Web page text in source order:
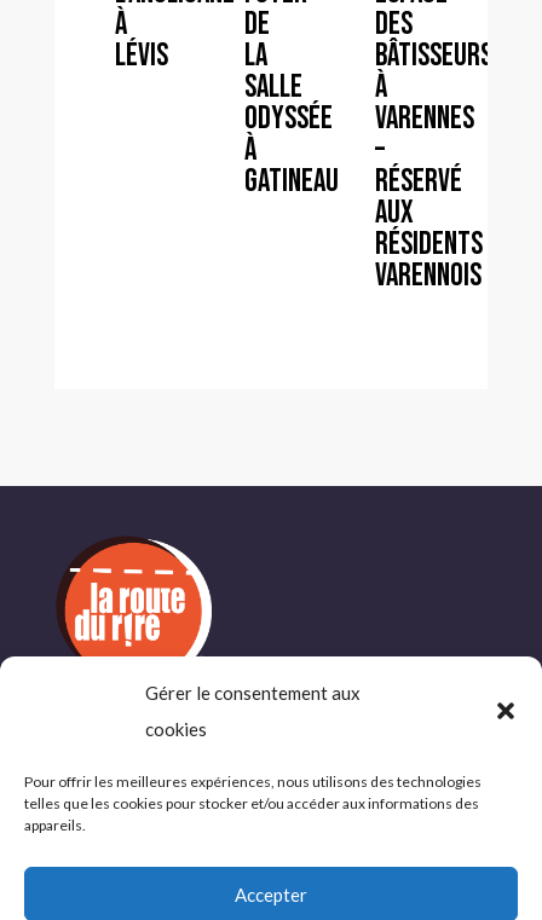
Gérer le consentement aux
cookies
Pour offrir les meilleures expériences, nous utilisons des technologies
telles que les cookies pour stocker et/ou accéder aux informations des
appareils.
Accepter
à
Lévis
de
la
Salle
Odyssée
à
Gatineau
des
Bâtisseurs
à
Varennes
–
Réservé
aux
résidents
Varennois
INFORMATIONS
COMPLÉMENTAIRES
Politique de confidentialité